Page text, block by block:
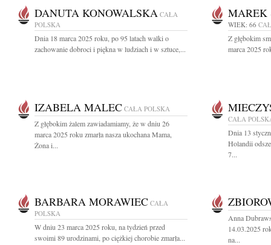
DANUTA KONOWALSKA CAŁA
POLSKA
Dnia 18 marca 2025 roku, po 95 latach walki o
zachowanie dobroci i piękna w ludziach i w sztuce,...
MAREK
WIEK: 66
Z głębokim
marca 2025
IZABELA MALEC CAŁA POLSKA
Z głębokim żalem zawiadamiamy, że w dniu 26
marca 2025 roku zmarła nasza ukochana Mama,
Żona i...
CAŁA
Dnia 13
Holandii
7...
BARBARA MORAWIEC CAŁA
POLSKA
W dniu 23 marca 2025 roku, na tydzień przed
swoimi 89 urodzinami, po ciężkiej chorobie zmarła...
Anna
14.03.2025
na...